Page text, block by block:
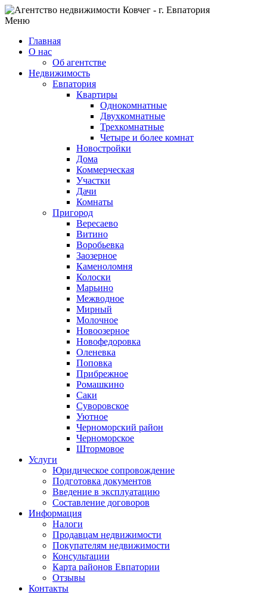
Меню
Главная
О нас
Об агентстве
Недвижимость
Евпатория
Квартиры
Однокомнатные
Двухкомнатные
Трехкомнатные
Четыре и более комнат
Новостройки
Дома
Коммерческая
Участки
Дачи
Комнаты
Пригород
Вересаево
Витино
Воробьевка
Заозерное
Каменоломня
Колоски
Марьино
Межводное
Мирный
Молочное
Новоозерное
Новофедоровка
Оленевка
Поповка
Прибрежное
Ромашкино
Саки
Суворовское
Уютное
Черноморский район
Черноморское
Штормовое
Услуги
Юридическое сопровождение
Подготовка документов
Введение в эксплуатацию
Составление договоров
Информация
Налоги
Продавцам недвижимости
Покупателям недвижимости
Консультации
Карта районов Евпатории
Отзывы
Контакты